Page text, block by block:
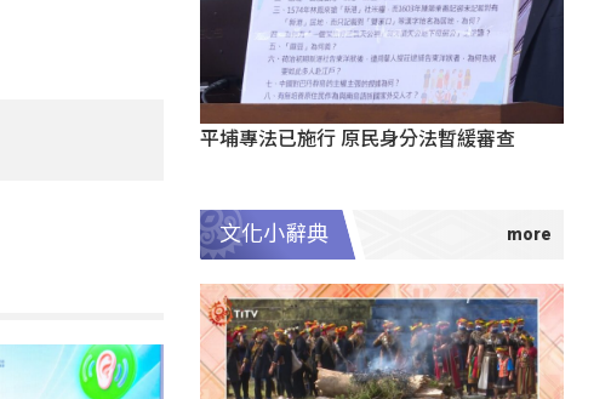
平埔專法已施行 原民身分法暫緩審查
文化小辭典